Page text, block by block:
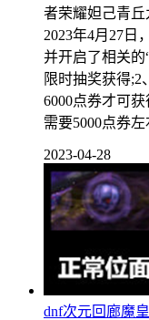
者荣耀妲己青丘
2023年4月27日
并开启了相关的
限时抽奖获得
6000点券才可
需要5000点券
2023-04-28
dnf次元回廊魔